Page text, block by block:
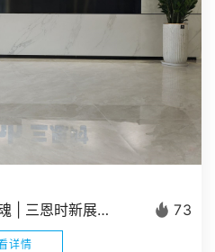
深耕颜色领域 凝聚发展之魂 | 三恩时新展厅正式建成启用 73
详情